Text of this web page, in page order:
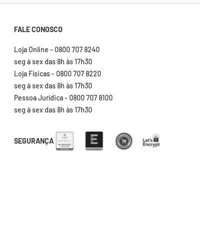
FALE CONOSCO
Loja Online - 0800 707 8240
seg à sex das 8h às 17h30
Loja Físicas - 0800 707 8220
seg à sex das 8h às 17h30
Pessoa Jurídica - 0800 707 8100
seg à sex das 8h às 17h30
SEGURANÇA